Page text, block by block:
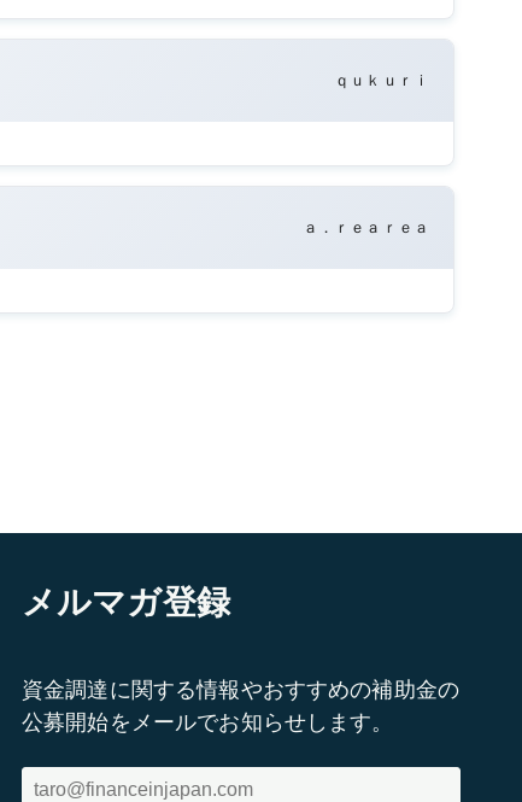
ｑｕｋｕｒｉ
ａ．ｒｅａｒｅａ
メルマガ登録
資金調達に関する情報やおすすめの補助金の
公募開始をメールでお知らせします。